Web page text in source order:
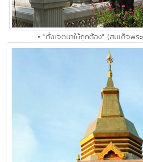
• "ตั้งเจตนาให้ถูกต้อง" (สมเด็จพ